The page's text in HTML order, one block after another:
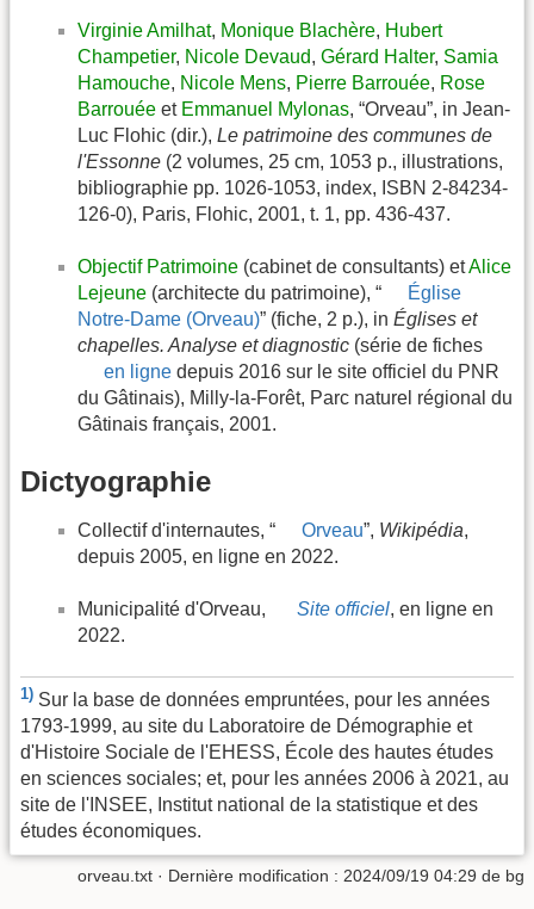
Virginie Amilhat, Monique Blachère, Hubert
Champetier, Nicole Devaud, Gérard Halter, Samia
Hamouche, Nicole Mens, Pierre Barrouée, Rose
Barrouée et Emmanuel Mylonas, “Orveau”, in Jean-
Luc Flohic (dir.), Le patrimoine des communes de
l'Essonne (2 volumes, 25 cm, 1053 p., illustrations,
bibliographie pp. 1026-1053, index, ISBN 2-84234-
126-0), Paris, Flohic, 2001, t. 1, pp. 436-437.
Objectif Patrimoine (cabinet de consultants) etAlice
Lejeune (architecte du patrimoine), “
Église
Notre-Dame (Orveau)” (fiche, 2 p.), in Églises et
chapelles. Analyse et diagnostic (série de fiches
en ligne depuis 2016 sur le site officiel du PNR
du Gâtinais), Milly-la-Forêt, Parc naturel régional du
Gâtinais français, 2001.
Dictyographie
Collectif d'internautes, “ Orveau”, Wikipédia,
depuis 2005, en ligne en 2022.
Municipalité d'Orveau, Site officiel, en ligne en
2022.
1) Sur la base de données empruntées, pour les années
1793-1999, au site du Laboratoire de Démographie et
d'Histoire Sociale de l'EHESS, École des hautes études
en sciences sociales; et, pour les années 2006 à 2021, au
site de l'INSEE, Institut national de la statistique et des
études économiques.
orveau.txt · Dernière modification : 2024/09/19 04:29 de bg